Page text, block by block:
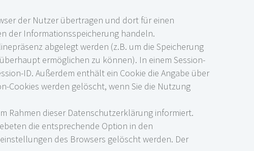
der Nutzer übertragen und dort für einen
der Informationsspeicherung handeln.
abgelegt werden (z.B. um die Speicherung
ermöglichen zu können). In einem Session-
ID. Außerdem enthält ein Cookie die Angabe über
Cookies werden gelöscht, wenn Sie die Nutzung
Rahmen dieser Datenschutzerklärung informiert.
die entsprechende Option in den
des Browsers gelöscht werden. Der